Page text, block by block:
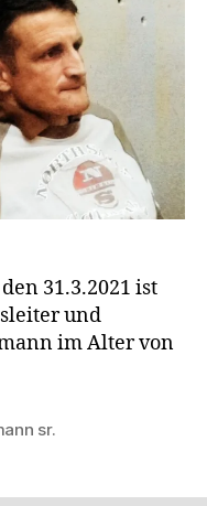
31.3.2021 ist
und
im Alter von
sr.